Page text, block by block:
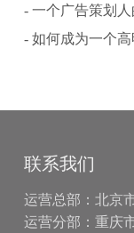
- 一个广告策划
- 如何成为一个
联系我们
运营总部：北京
运营分部：重庆